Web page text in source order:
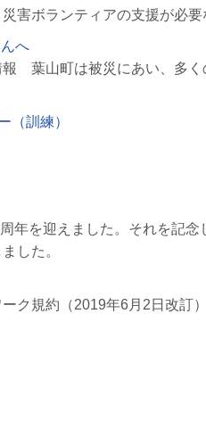
ボランティアの支援が必要
へ
葉山町は被災にあい、多く
（訓練）
年を迎えました。それを記
した。
ク規約（2019年6月2日改訂）